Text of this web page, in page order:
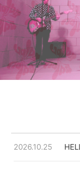
2026.10.25